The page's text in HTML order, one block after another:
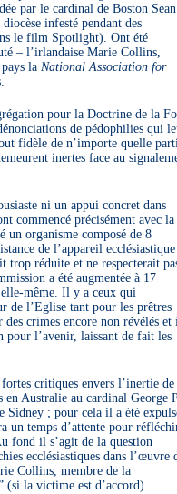
par le cardinal de Boston Sean
infesté pendant des
le film Spotlight). Ont été
– l’irlandaise Marie Collins,
la National Association for
pour la Doctrine de la
de pédophilies qui
fidèle de n’importe quelle
inertes face au
ni un appui concret dans
commencé précisément avec la
organisme composé de 8
de l’appareil ecclésiastique
trop réduite et ne respecterait
a été augmentée à 17
même. Il y a ceux qui
de l’Eglise tant pour les prêtres
des crimes encore non révélés
l’avenir, laissant de fait les
critiques envers l’inertie de
en Australie au cardinal George
Sidney ; pour cela il a été
un temps d’attente pour
fond il s’agit de la question
ecclésiastiques dans l’œuvre
Collins, membre de la
la victime est d’accord).